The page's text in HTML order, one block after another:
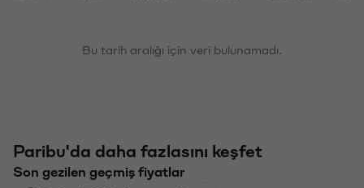
Bu tarih aralığı için veri bulunamadı.
Paribu'da daha fazlasını keşfet
Son gezilen geçmiş fiyatlar